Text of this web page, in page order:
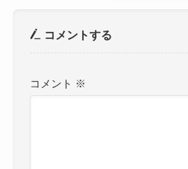
コメントする
コメント ※